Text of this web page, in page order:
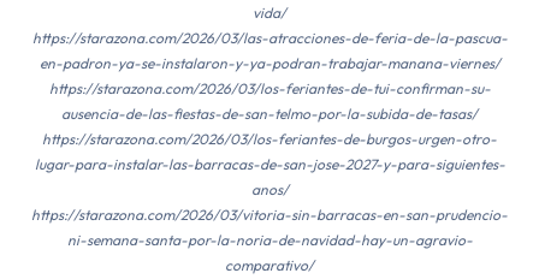
vida/
https://starazona.com/2026/03/las-atracciones-de-feria-de-la-pascua-
en-padron-ya-se-instalaron-y-ya-podran-trabajar-manana-viernes/
https://starazona.com/2026/03/los-feriantes-de-tui-confirman-su-
ausencia-de-las-fiestas-de-san-telmo-por-la-subida-de-tasas/
https://starazona.com/2026/03/los-feriantes-de-burgos-urgen-otro-
lugar-para-instalar-las-barracas-de-san-jose-2027-y-para-siguientes-
anos/
https://starazona.com/2026/03/vitoria-sin-barracas-en-san-prudencio-
ni-semana-santa-por-la-noria-de-navidad-hay-un-agravio-
comparativo/